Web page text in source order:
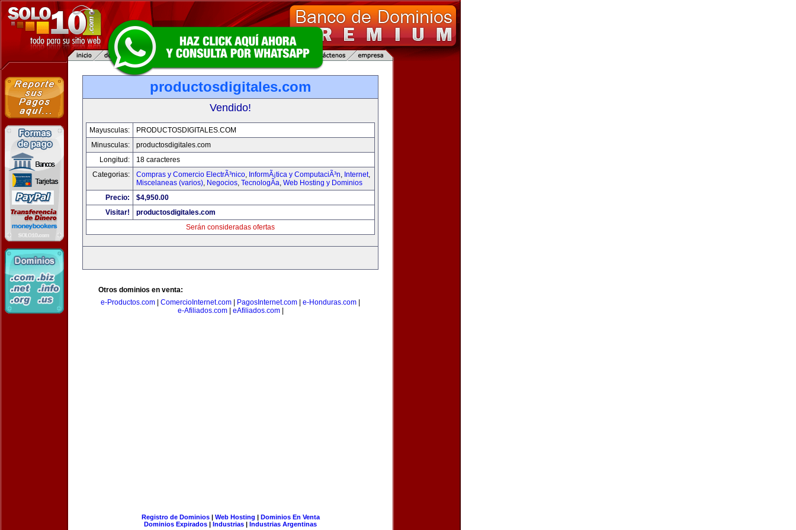
productosdigitales.com
Vendido!
Mayusculas:
PRODUCTOSDIGITALES.COM
Minusculas:
productosdigitales.com
Longitud:
18 caracteres
Categorias:
Compras y Comercio ElectrÃ³nico, InformÃ¡tica y ComputaciÃ³n, Internet,
Miscelaneas (varios), Negocios, TecnologÃ­a, Web Hosting y Dominios
Precio:
$4,950.00
Visitar!
productosdigitales.com
Serán consideradas ofertas
Otros dominios en venta:
e-Productos.com
ComercioInternet.com PagosInternet.com e-Honduras.com
e-Afiliados.com| eAfiliados.com|
Registro de Dominios| Web Hosting | Dominios En Venta
Dominios Expirados | Industrias | Industrias Argentinas